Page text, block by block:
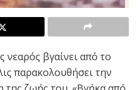
νεαρός βγαίνει από το
παρακολουθήσει την